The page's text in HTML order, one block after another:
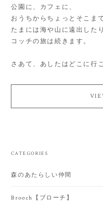
公園に、カフェに、
おうちからちょっとそこま
たまには海や山に遠出した
コッチの旅は続きます。
さあて、あしたはどこに行
CATEGORIES
森のあたらしい仲間
Brooch【ブローチ】